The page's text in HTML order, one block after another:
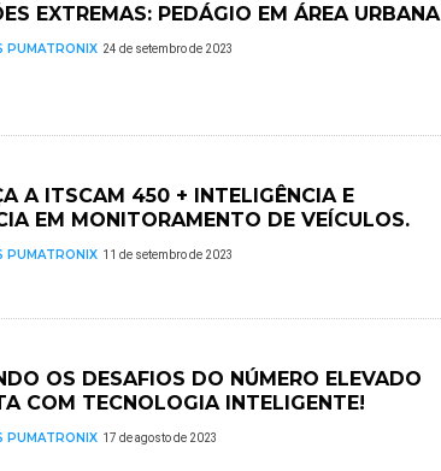
EXTREMAS: PEDÁGIO EM ÁREA URBANA​
PUMATRONIX 24 de setembro de 2023
A ITSCAM 450 + INTELIGÊNCIA E
EM MONITORAMENTO DE VEÍCULOS.
PUMATRONIX 11 de setembro de 2023
OS DESAFIOS DO NÚMERO ELEVADO
COM TECNOLOGIA INTELIGENTE!
PUMATRONIX 17 de agosto de 2023